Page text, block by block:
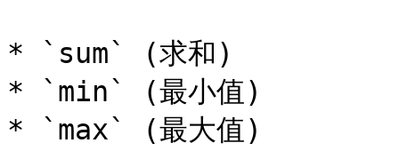
* `sum` (求和)
* `min` (最小值)
* `max` (最大值)